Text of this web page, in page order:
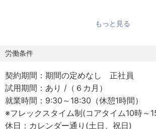
========================
品企画開発におけるプロジェクトマネジ
たします。
・プロダクト開発全体の進行をリード
もっと見る
労働条件
契約期間：期間の定めなし 正社員
試用期間：あり /（６カ月）
就業時間：9:30～18:30（休憩1時間）
※フレックスタイム制(コアタイム10時～
休日：カレンダー通り(土日、祝日)